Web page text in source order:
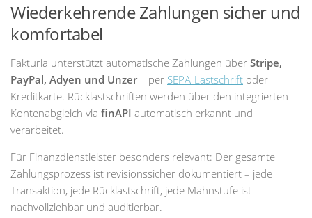
Wiederkehrende Zahlungen sicher und
komfortabel
Fakturia unterstützt automatische Zahlungen über Stripe,
PayPal, Adyen und Unzer – per SEPA-Lastschrift oder
Kreditkarte. Rücklastschriften werden über den integrierten
Kontenabgleich via finAPI automatisch erkannt und
verarbeitet.
Für Finanzdienstleister besonders relevant: Der gesamte
Zahlungsprozess ist revisionssicher dokumentiert – jede
Transaktion, jede Rücklastschrift, jede Mahnstufe ist
nachvollziehbar und auditierbar.